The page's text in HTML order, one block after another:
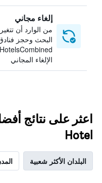
إلغاء مجاني
من الوارد أن
البحث وحجز
الإلغاء المجاني
Hotel
البلدان الأكثر شعبية